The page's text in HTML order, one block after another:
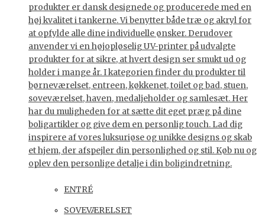
produkter er dansk designede og producerede med en
høj kvalitet i tankerne. Vi benytter både træ og akryl for
at opfylde alle dine individuelle ønsker. Derudover
anvender vi en højopløselig UV-printer på udvalgte
produkter for at sikre, at hvert design ser smukt ud og
holder i mange år. I kategorien finder du produkter til
børneværelset, entreen, køkkenet, toilet og bad, stuen,
soveværelset, haven, medaljeholder og samlesæt. Her
har du muligheden for at sætte dit eget præg på dine
boligartikler og give dem en personlig touch. Lad dig
inspirere af vores luksuriøse og unikke designs og skab
et hjem, der afspejler din personlighed og stil. Køb nu og
oplev den personlige detalje i din boligindretning.
ENTRÉ
SOVEVÆRELSET